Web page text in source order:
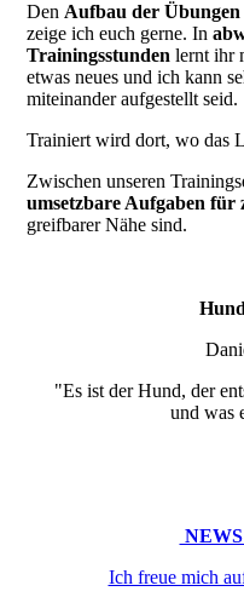
Den Aufbau der
zeige ich euch gerne. In
Trainingsstunden lernt ihr
etwas neues und ich kann
miteinander aufgestellt seid.
Trainiert wird dort, wo das
Zwischen unseren
umsetzbare Aufgaben für
greifbarer Nähe sind.
"Es ist der Hund, der
und was
Ich freue mich